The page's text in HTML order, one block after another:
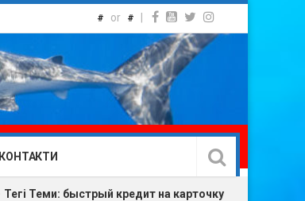
# or #
КОНТАКТИ
Тегі Теми: быстрый кредит на карточку